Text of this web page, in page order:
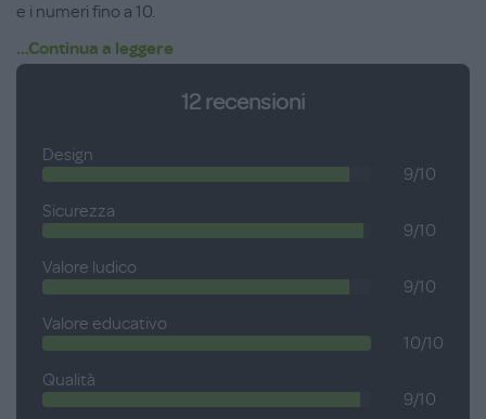
e i numeri fino a 10.
Età consigliata: 12+ mesi.
...Continua a leggere
12 recensioni
Design
9/10
Sicurezza
9/10
Valore ludico
9/10
Valore educativo
10/10
Qualità
9/10